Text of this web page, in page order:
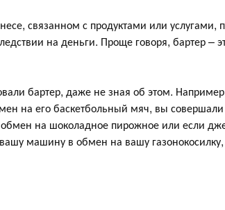
связанном с продуктами или услугами,
на деньги. Проще говоря, бартер –
бартер, даже не зная об этом.
на его баскетбольный мяч, вы
обмен на шоколадное пирожное или если
вашу машину в обмен на вашу